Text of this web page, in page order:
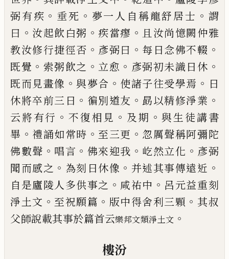
弼有疾 。 垂死 。 夢一人自稱龍舒居士 。 謂
曰 。 汝起飲白粥 。 疾當瘳 。 且汝尚憶闕仲雅
教汝修行捷徑否 。 彥弼曰 。 每日念佛不輟 。
既覺 。 索粥飲之 。 立愈 。 彥弼初未識日休 。
既而見畫像 。與夢合 。 使諸子往受學焉 。 日
休將卒前三日 。 徧別道友 。 勗以精修淨業 。
云將有行 。 不復相見 。 及期 。與生徒講書
畢 。 禮誦如常時 。 至三更 。 忽厲聲稱阿彌陀
佛數聲 。 唱言 。 佛來迎我 。 屹然立化 。 彥弼
聞而感之 。 為刻日休像 。 并述其事傳遠近 。
自是廬陵人多供事之 。 咸祐中 。 呂元益重刻
淨土文 。 至祝願篇 。 版中得舍利三顆 。其叔
父師說載其事於篇首云樂邦文類淨土文 。
樓汾